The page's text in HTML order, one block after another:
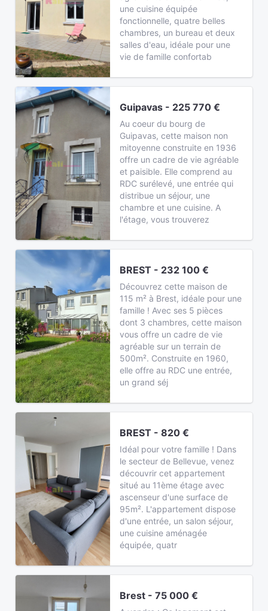
une cuisine équipée
fonctionnelle, quatre belles
chambres, un bureau et deux
salles d'eau, idéale pour une
vie de famille confortab
Guipavas - 225 770 €
Au coeur du bourg de
Guipavas, cette maison non
mitoyenne construite en 1936
offre un cadre de vie agréable
et paisible. Elle comprend au
RDC surélevé, une entrée qui
distribue un séjour, une
chambre et une cuisine. A
l'étage, vous trouverez
BREST - 232 100 €
Découvrez cette maison de
115 m² à Brest, idéale pour une
famille ! Avec ses 5 pièces
dont 3 chambres, cette maison
vous offre un cadre de vie
agréable sur un terrain de
500m². Construite en 1960,
elle offre au RDC une entrée,
un grand séj
BREST - 820 €
Idéal pour votre famille ! Dans
le secteur de Bellevue, venez
découvrir cet appartement
situé au 11ème étage avec
ascenseur d'une surface de
95m². L'appartement dispose
d'une entrée, un salon séjour,
une cuisine aménagée
équipée, quatr
Brest - 75 000 €